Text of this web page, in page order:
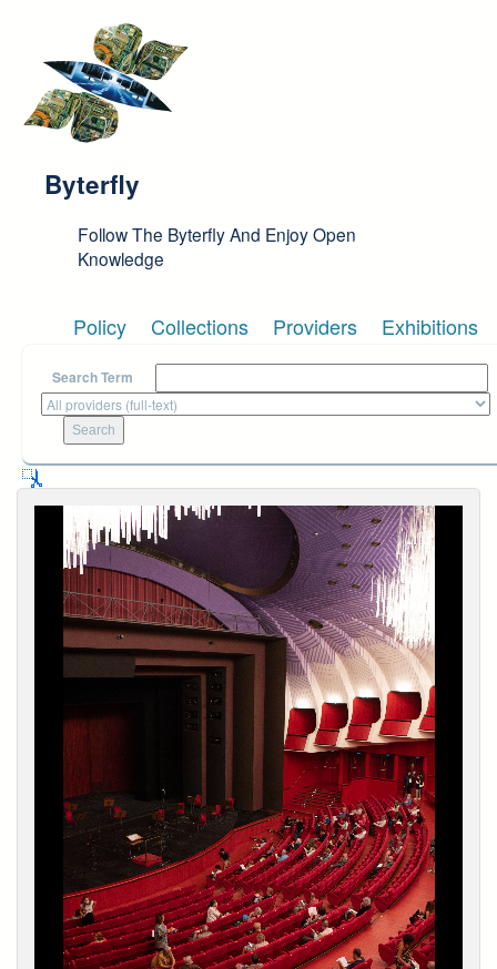
Byterfly
Follow The Byterfly And Enjoy Open
Knowledge
Policy Collections Providers Exhibitions
Search Term